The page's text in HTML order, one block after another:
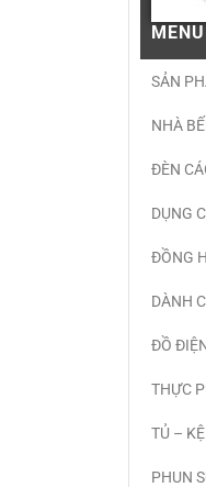
MENU
SẢN
NHÀ
ĐÈN
DỤNG
ĐỒNG
DÀNH
ĐỒ
THỰC
TỦ –
PHUN